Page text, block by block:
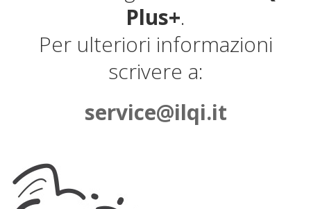
Plus+.
Per ulteriori informazioni
scrivere a:
service@ilqi.it